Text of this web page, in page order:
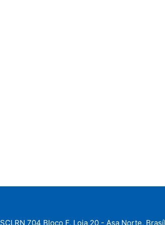
SCLRN 704 Bloco F, Loja 20 - Asa Norte,